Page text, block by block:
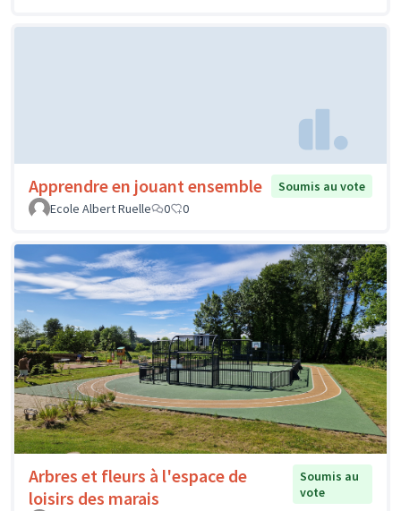
Apprendre en jouant ensemble
Soumis au vote
Ecole Albert Ruelle
0 0
Arbres et fleurs à l'espace de
loisirs des marais
Soumis au
vote